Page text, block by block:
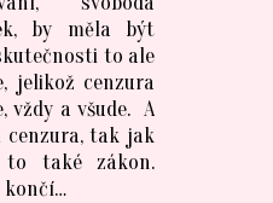
by měla být
to ale
jelikož cenzura
vždy a všude. A
tak jak
také zákon.
končí…